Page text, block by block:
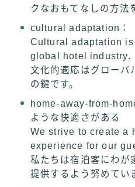
クなおもてなしの方法
cultural adaptation：
Cultural adaptation
global hotel industry.
文化的適応はグローバ
の鍵です。
home-away-from-
ような快適さがある
We strive to create a
experience for our
私たちは宿泊客にわが
提供するよう努めてい